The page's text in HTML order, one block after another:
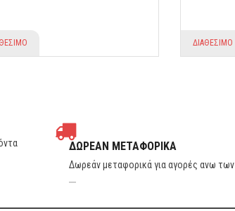
ΔΙΑΘΕΣΙΜΟ
ΔΩΡΕΑΝ ΜΕΤΑΦΟΡΙΚΑ
Δωρεάν μεταφορικά για αγορές ανω των